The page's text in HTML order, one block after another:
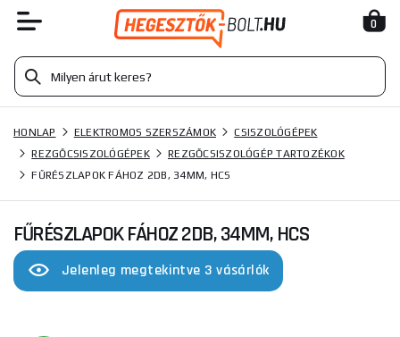
0
HONLAP ELEKTROMOS SZERSZÁMOK
CSISZOLÓGÉPEK
REZGŐCSISZOLÓGÉPEK
REZGŐCSISZOLÓGÉP TARTOZÉKOK
FŰRÉSZLAPOK FÁHOZ 2DB, 34MM, HCS
FŰRÉSZLAPOK FÁHOZ 2DB, 34MM, HCS
Jelenleg megtekintve 3 vásárlók